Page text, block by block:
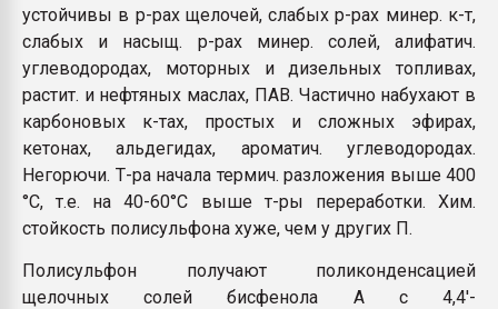
устойчивы в р-рах щелочей, слабых р-рах минер. к-т,
слабых и насыщ. р-рах минер. солей, алифатич.
углеводородах, моторных и дизельных топливах,
растит. и нефтяных маслах, ПАВ. Частично набухают в
карбоновых к-тах, простых и сложных эфирах,
кетонах, альдегидах, ароматич. углеводородах.
Негорючи. Т-ра начала термич. разложения выше 400
°С, т.е. на 40-60°С выше т-ры переработки. Хим.
стойкость полисульфона хуже, чем у других П.
Полисульфон получают поликонденсацией
щелочных солей бисфенола А с 4,4'-